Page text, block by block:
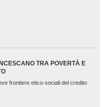
TRA POVERTÀ E
frontiere etico-sociali del credito